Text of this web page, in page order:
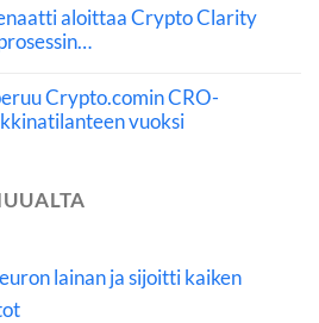
aloittaa Crypto Clarity
Crypto.comin CRO-
vuoksi
lainan ja sijoitti kaiken